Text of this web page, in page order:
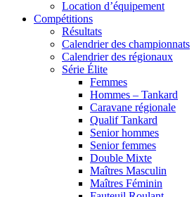
Location d’équipement
Compétitions
Résultats
Calendrier des championnats
Calendrier des régionaux
Série Élite
Femmes
Hommes – Tankard
Caravane régionale
Qualif Tankard
Senior hommes
Senior femmes
Double Mixte
Maîtres Masculin
Maîtres Féminin